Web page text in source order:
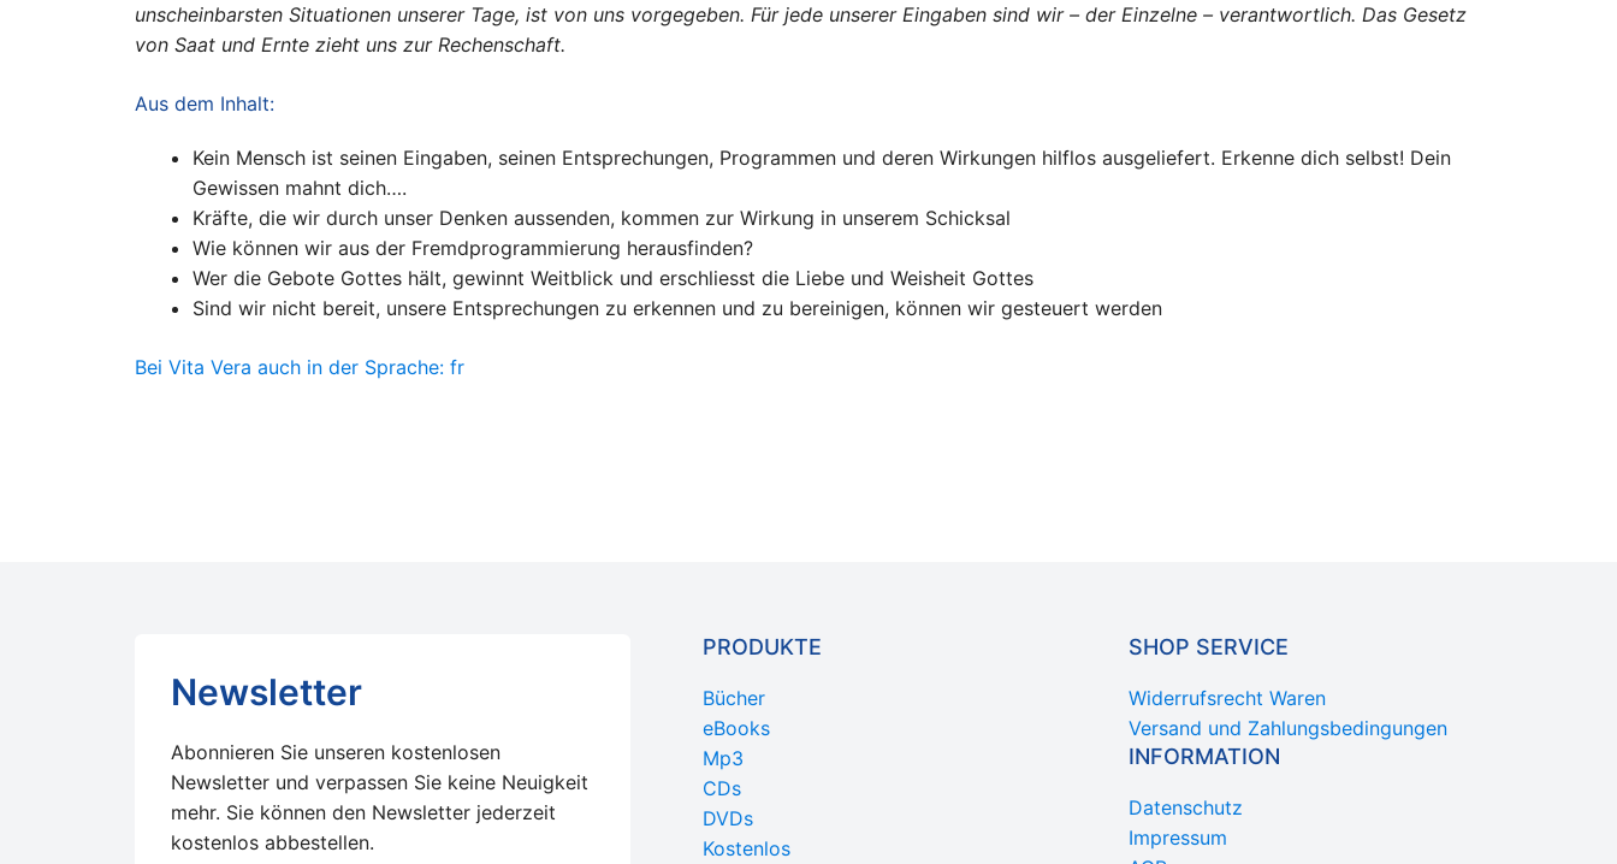
unscheinbarsten Situationen unserer Tage, ist von uns vorgegeben. Für jede unserer Eingaben sind wir – der Einzelne – verantwortlich. Das Gesetz
von Saat und Ernte zieht uns zur Rechenschaft.
Aus dem Inhalt:
Kein Mensch ist seinen Eingaben, seinen Entsprechungen, Programmen und deren Wirkungen hilflos ausgeliefert. Erkenne dich selbst! Dein
Gewissen mahnt dich….
Kräfte, die wir durch unser Denken aussenden, kommen zur Wirkung in unserem Schicksal
Wie können wir aus der Fremdprogrammierung herausfinden?
Wer die Gebote Gottes hält, gewinnt Weitblick und erschliesst die Liebe und Weisheit Gottes
Sind wir nicht bereit, unsere Entsprechungen zu erkennen und zu bereinigen, können wir gesteuert werden
Bei Vita Vera auch in der Sprache: fr
Newsletter
Abonnieren Sie unseren kostenlosen
Newsletter und verpassen Sie keine Neuigkeit
mehr. Sie können den Newsletter jederzeit
kostenlos abbestellen.
PRODUKTE
Bücher
eBooks
Mp3
CDs
DVDs
Kostenlos
SHOP SERVICE
Widerrufsrecht Waren
Versand und Zahlungsbedingungen
INFORMATION
Datenschutz
Impressum